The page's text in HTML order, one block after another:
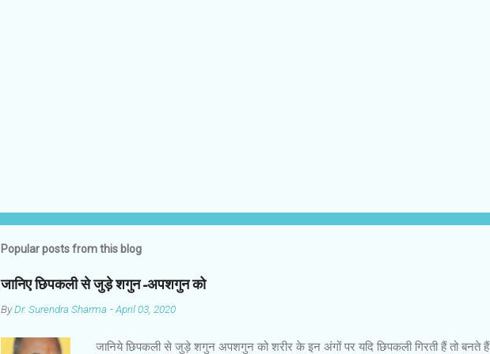
Popular posts from this blog
जानिए छिपकली से जुड़े शगुन-अपशगुन को
ByDr. Surendra Sharma -April 03, 2020
जानिये छिपकली से जुड़े शगुन अपशगुन को शरीर के इन अंगों पर यदि छिपकली गिरती हैं तो बनते हैं